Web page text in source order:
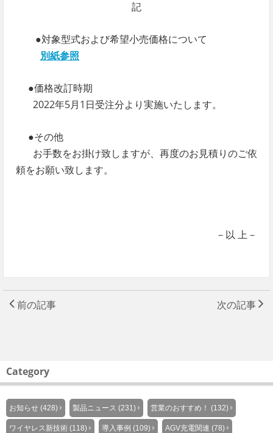
記
●対象型式および希望小売価格について
別紙参照
●価格改訂時期
2022年5月1日受注分より実施いたします。
●その他
お手数をお掛け致しますが、再度のお見積りのご依
頼をお願い致します。
－以 上－
前の記事 次の記事
Category
お知らせ (428) 製品ニュース (231) 営業のおすすめ！ (132)
ワイヤレス新技術 (118) 導入事例 (109) AGV充電関連 (78)